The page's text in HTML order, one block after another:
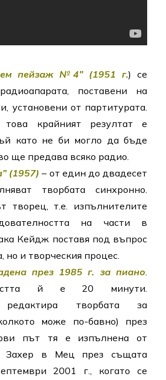
пейзаж №4” (1951 г.) се
поставени на
установени от партитурата.
това крайният резултат е
като не би могло да бъде
ще предава всяко радио.
(1957) – от един до двадесет
творбата синхронно.
творец, т.е. изпълнителите
на части в
Кейдж поставя под въпрос
но и творческия процес.
през 1985 г. за пиано
й е 20 минути.
редактира творбата за
може по-бавно) през
път тя е изпълнена от
Захер в Мец през същата
2001 г., когато се